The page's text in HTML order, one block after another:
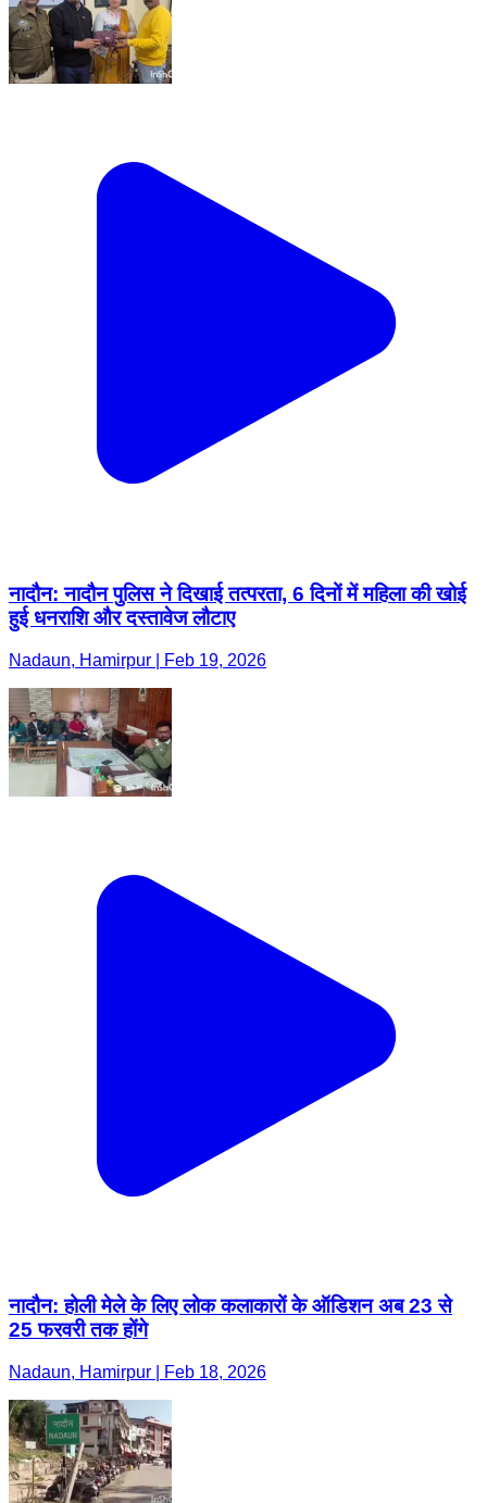
नादौन: नादौन पुलिस ने दिखाई तत्परता, 6 दिनों में महिला की खोई
हुई धनराशि और दस्तावेज लौटाए
Nadaun, Hamirpur | Feb 19, 2026
नादौन: होली मेले के लिए लोक कलाकारों के ऑडिशन अब 23 से
25 फरवरी तक होंगे
Nadaun, Hamirpur | Feb 18, 2026